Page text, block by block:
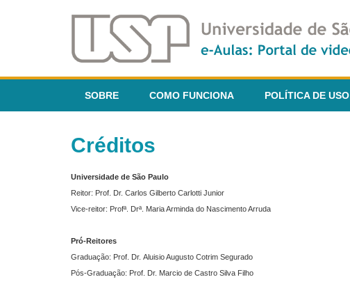
SOBRE COMO FUNCIONA POLÍTICA DE USO
Créditos
Universidade de São Paulo
Reitor: Prof. Dr. Carlos Gilberto Carlotti Junior
Vice-reitor: Profª. Drª. Maria Arminda do Nascimento Arruda
Pró-Reitores
Graduação: Prof. Dr. Aluisio Augusto Cotrim Segurado
Pós-Graduação: Prof. Dr. Marcio de Castro Silva Filho